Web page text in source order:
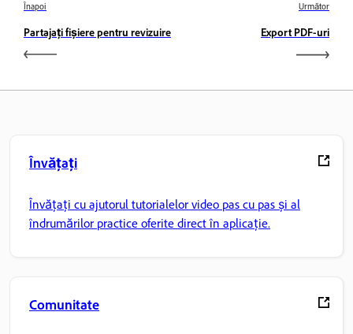
Înapoi
Partajați fișiere pentru revizuire
Următor
Export PDF-uri
Învățați
Învățați cu ajutorul tutorialelor video pas cu pas și al
îndrumărilor practice oferite direct în aplicație.
Comunitate